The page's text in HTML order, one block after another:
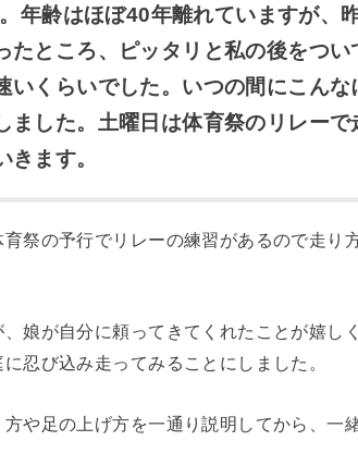
年齢はほぼ40年離れていますが、
たところ、ピッタリと私の後をつい
いくらいでした。いつの間にこんな
ました。土曜日は体育祭のリレーで
ます。
祭の予行でリレーの練習があるので走り
娘が自分に頼ってきてくれたことが嬉し
忍び込み走ってみることにしました。
や足の上げ方を一通り説明してから、一